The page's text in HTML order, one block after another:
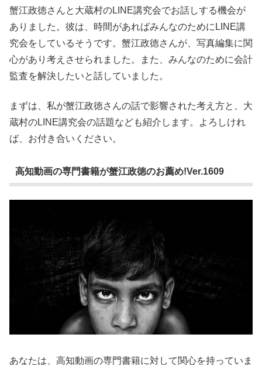
蟹江政徳さんと大蔵村のLINE講究会でお話しする機会が
ありました。彼は、時間があればみんなのためにLINE講
究会をしているそうです。蟹江政徳さんが、写真編集に関
心があり考えさせられました。また、みんなのために会計
監査を解決したいと話していました。
まずは、私が蟹江政徳さんの話で影響された考え方と、大
蔵村のLINE講究会の話題なども紹介します。よろしけれ
ば、お付き合いください。
高知動画の専門書籍が蟹江政徳のお薦め!Ver.1609
あなたは、高知動画の専門書籍に対して関心を持っていま